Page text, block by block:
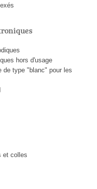
hors d'usage
de type "blanc" pour les
et colles